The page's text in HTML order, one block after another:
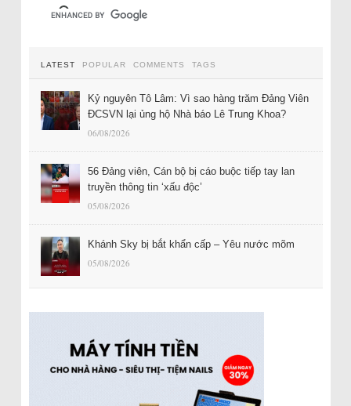
LATEST POPULAR COMMENTS TAGS
Kỷ nguyên Tô Lâm: Vì sao hàng trăm Đảng Viên
ĐCSVN lại ủng hộ Nhà báo Lê Trung Khoa?
06/08/2026
56 Đảng viên, Cán bộ bị cáo buộc tiếp tay lan
truyền thông tin ‘xấu độc’
05/08/2026
Khánh Sky bị bắt khẩn cấp – Yêu nước mõm
05/08/2026